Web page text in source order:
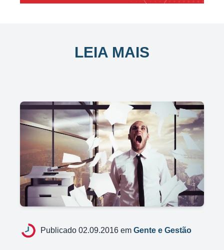
LEIA MAIS
Publicado 02.09.2016 em Gente e Gestão